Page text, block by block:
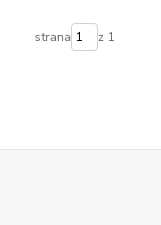
strana z 1